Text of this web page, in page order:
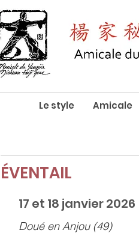
Le style Amicale
ÉVENTAIL
17 et 18 janvier 2026
Doué en Anjou (49)